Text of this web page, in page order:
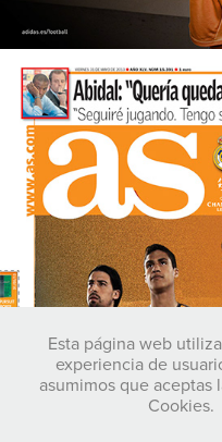
Esta página web
experiencia de
asumimos que aceptas
Cookies.